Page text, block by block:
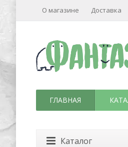
О магазине Доставка
ГЛАВНАЯ
Каталог